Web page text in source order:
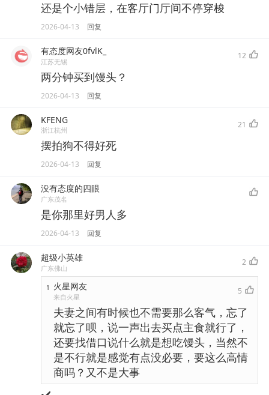
还是个小错层，在客厅门厅间不停穿梭
2026-04-13 回复
有态度网友0fvlK_
江苏无锡
12
两分钟买到馒头？
2026-04-13 回复
KFENG
浙江杭州
21
摆拍狗不得好死
2026-04-13 回复
没有态度的四眼
广东茂名
是你那里好男人多
2026-04-13 回复
超级小英雄
广东佛山
2
1 火星网友
来自火星
5
夫妻之间有时候也不需要那么客气，忘了
就忘了呗，说一声出去买点主食就行了，
还要找借口说什么就是想吃馒头，当然不
是不行就是感觉有点没必要，要这么高情
商吗？又不是大事